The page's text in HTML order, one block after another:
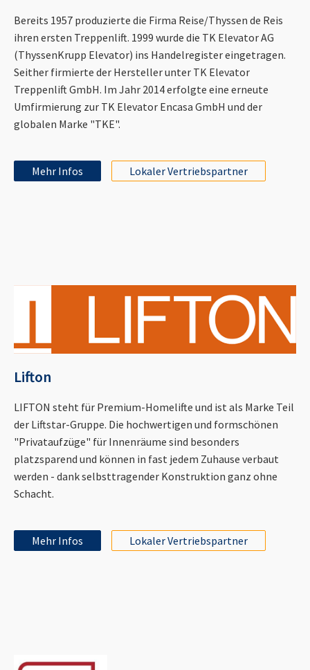
Bereits 1957 produzierte die Firma Reise/Thyssen de Reis
ihren ersten Treppenlift. 1999 wurde die TK Elevator AG
(ThyssenKrupp Elevator) ins Handelregister eingetragen.
Seither firmierte der Hersteller unter TK Elevator
Treppenlift GmbH. Im Jahr 2014 erfolgte eine erneute
Umfirmierung zur TK Elevator Encasa GmbH und der
globalen Marke "TKE".
Mehr Infos Lokaler Vertriebspartner
Lifton
LIFTON steht für Premium-Homelifte und ist als Marke Teil
der Liftstar-Gruppe. Die hochwertigen und formschönen
"Privataufzüge" für Innenräume sind besonders
platzsparend und können in fast jedem Zuhause verbaut
werden - dank selbsttragender Konstruktion ganz ohne
Schacht.
Mehr Infos Lokaler Vertriebspartner